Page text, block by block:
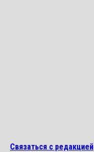
Связаться с редакцией